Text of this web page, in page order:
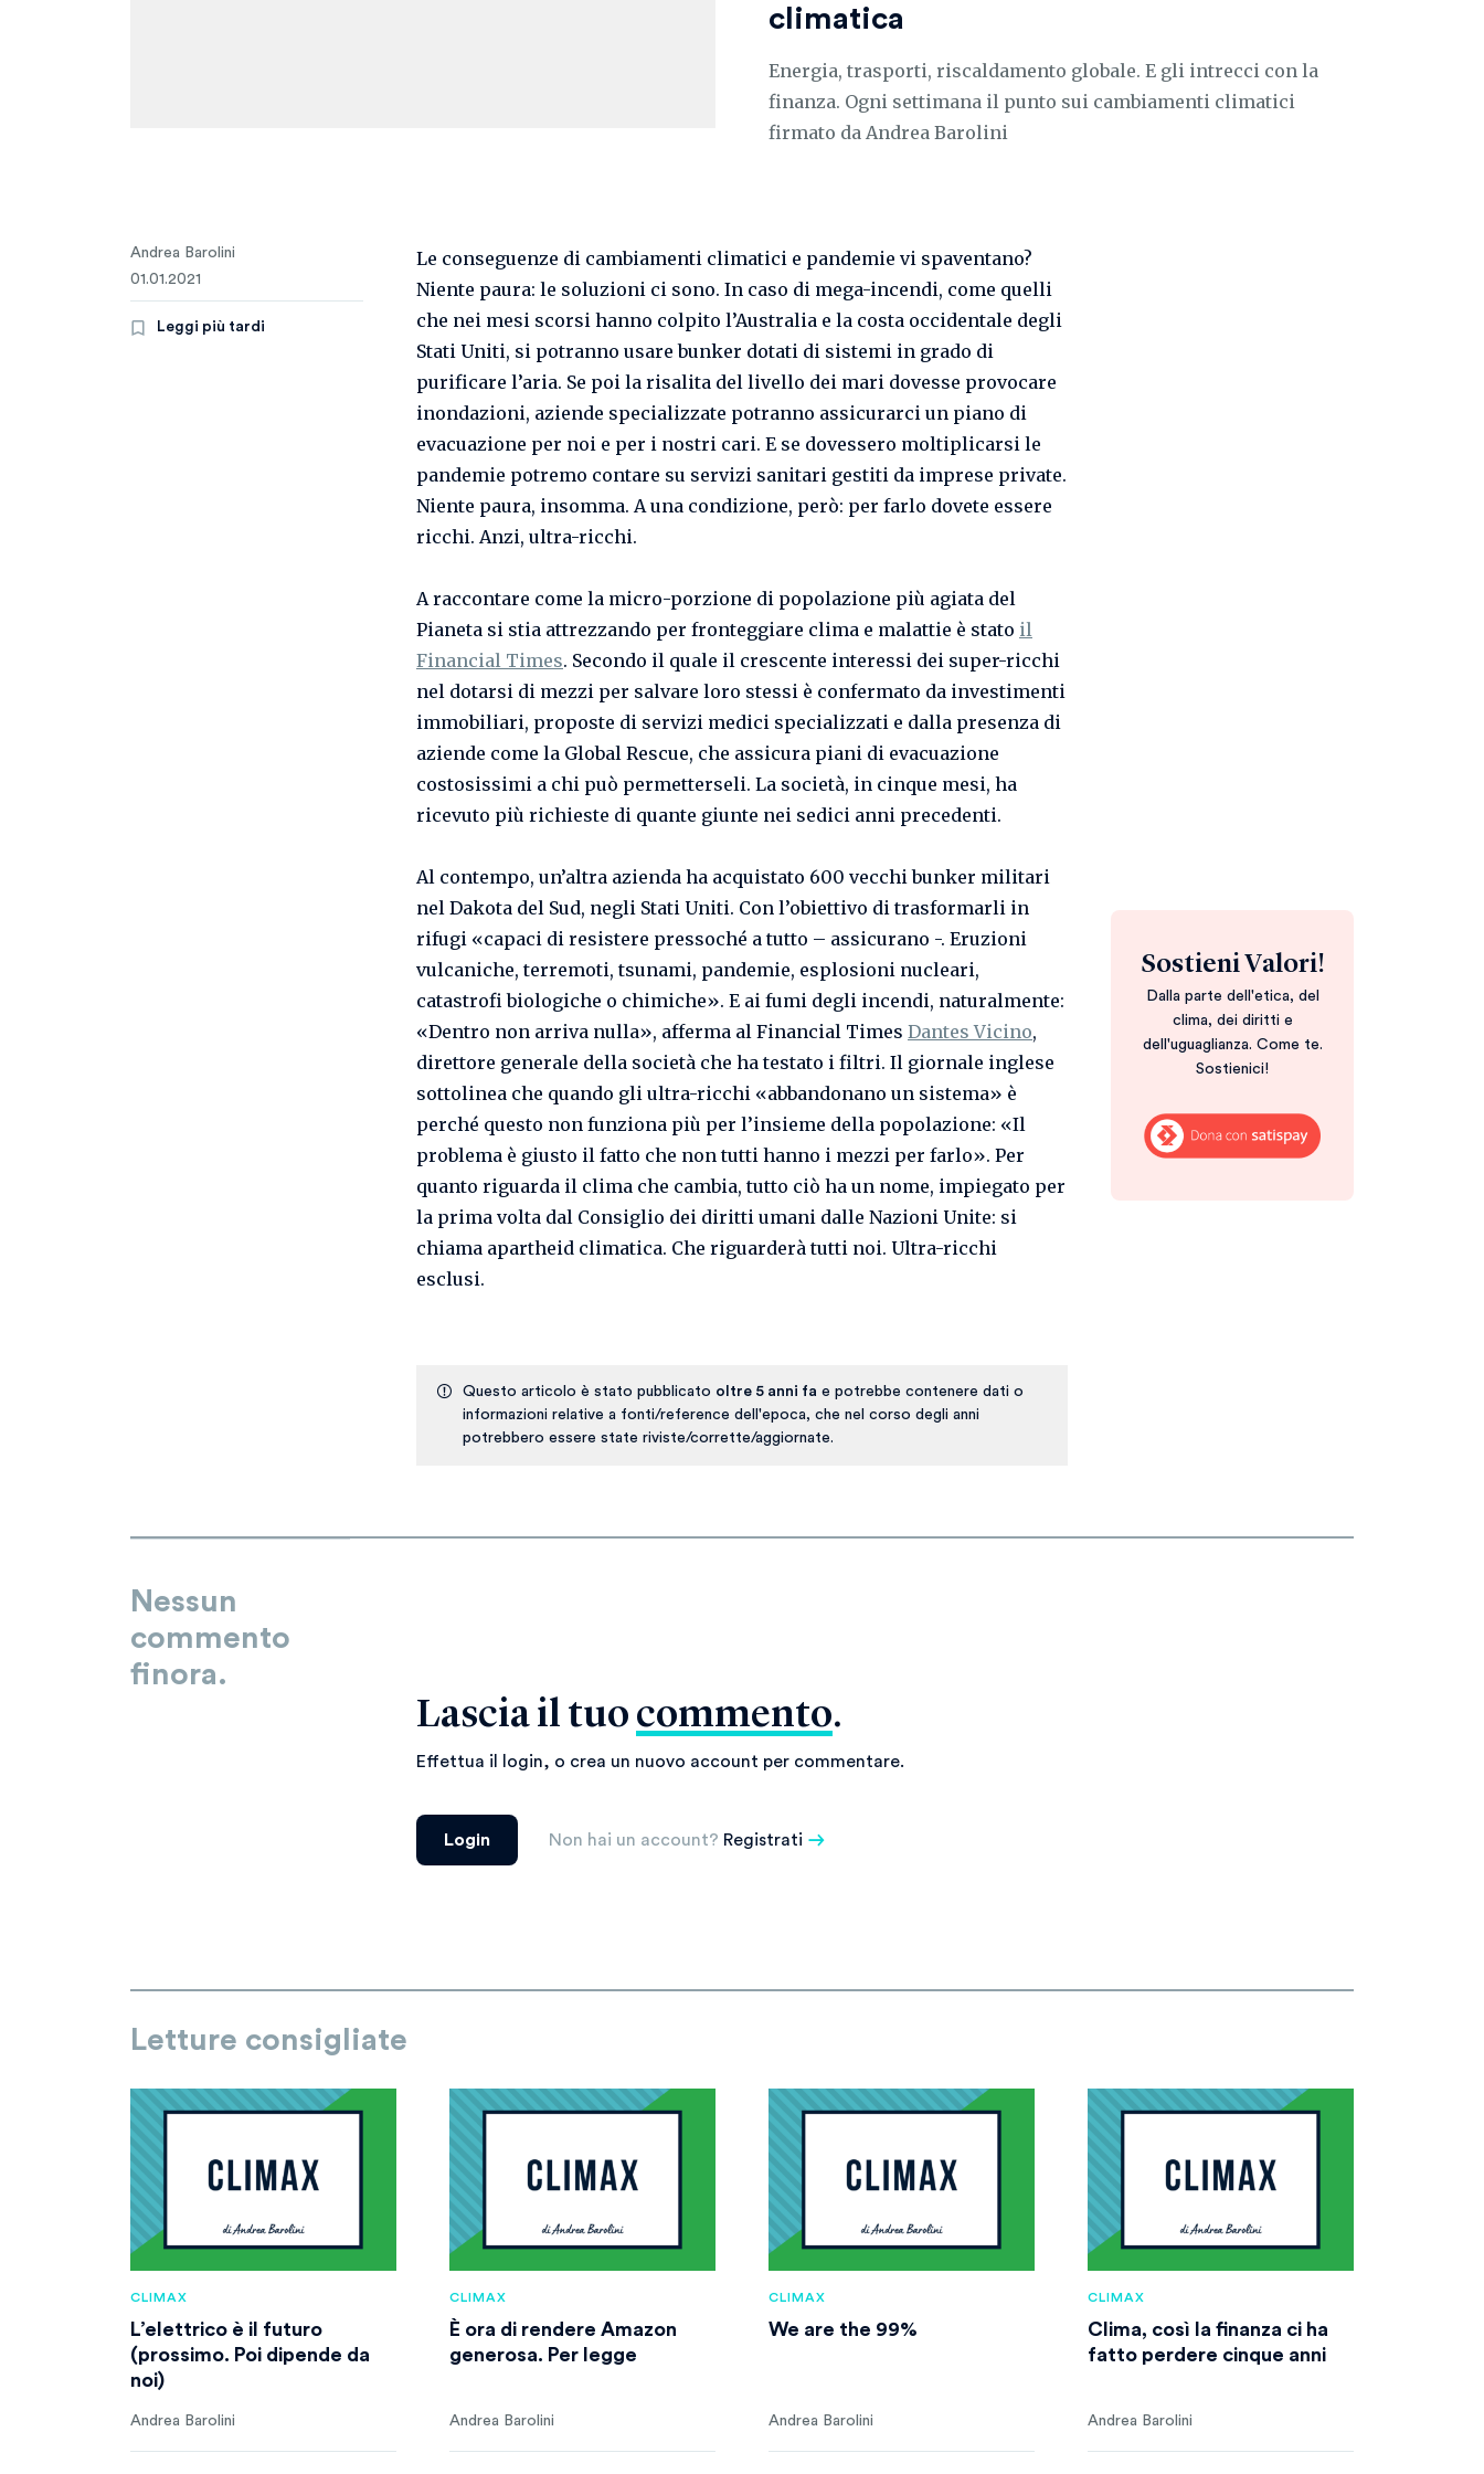
climatica
Energia, trasporti, riscaldamento globale. E gli intrecci con la
finanza. Ogni settimana il punto sui cambiamenti climatici
firmato da Andrea Barolini
Andrea Barolini
01.01.2021
Leggi più tardi
Le conseguenze di cambiamenti climatici e pandemie vi spaventano?
Niente paura: le soluzioni ci sono. In caso di mega-incendi, come quelli
che nei mesi scorsi hanno colpito l’Australia e la costa occidentale degli
Stati Uniti, si potranno usare bunker dotati di sistemi in grado di
purificare l’aria. Se poi la risalita del livello dei mari dovesse provocare
inondazioni, aziende specializzate potranno assicurarci un piano di
evacuazione per noi e per i nostri cari. E se dovessero moltiplicarsi le
pandemie potremo contare su servizi sanitari gestiti da imprese private.
Niente paura, insomma. A una condizione, però: per farlo dovete essere
ricchi. Anzi, ultra-ricchi.
A raccontare come la micro-porzione di popolazione più agiata del
Pianeta si stia attrezzando per fronteggiare clima e malattie è stato il
Financial Times. Secondo il quale il crescente interessi dei super-ricchi
nel dotarsi di mezzi per salvare loro stessi è confermato da investimenti
immobiliari, proposte di servizi medici specializzati e dalla presenza di
aziende come la Global Rescue, che assicura piani di evacuazione
costosissimi a chi può permetterseli. La società, in cinque mesi, ha
ricevuto più richieste di quante giunte nei sedici anni precedenti.
Al contempo, un’altra azienda ha acquistato 600 vecchi bunker militari
nel Dakota del Sud, negli Stati Uniti. Con l’obiettivo di trasformarli in
rifugi «capaci di resistere pressoché a tutto – assicurano -. Eruzioni
vulcaniche, terremoti, tsunami, pandemie, esplosioni nucleari,
catastrofi biologiche o chimiche». E ai fumi degli incendi, naturalmente:
«Dentro non arriva nulla», afferma al Financial Times Dantes Vicino,
direttore generale della società che ha testato i filtri. Il giornale inglese
sottolinea che quando gli ultra-ricchi «abbandonano un sistema» è
perché questo non funziona più per l’insieme della popolazione: «Il
problema è giusto il fatto che non tutti hanno i mezzi per farlo». Per
quanto riguarda il clima che cambia, tutto ciò ha un nome, impiegato per
la prima volta dal Consiglio dei diritti umani dalle Nazioni Unite: si
chiama apartheid climatica. Che riguarderà tutti noi. Ultra-ricchi
esclusi.
Questo articolo è stato pubblicato oltre 5 anni fa e potrebbe contenere dati o
informazioni relative a fonti/reference dell'epoca, che nel corso degli anni
potrebbero essere state riviste/corrette/aggiornate.
Sostieni Valori!
Dalla parte dell'etica, del
clima, dei diritti e
dell'uguaglianza. Come te.
Sostienici!
Nessun
commento
finora.
Lascia il tuo commento.
Effettua il login, o crea un nuovo account per commentare.
Login Non hai un account? Registrati
Letture consigliate
CLIMAX
L’elettrico è il futuro
(prossimo. Poi dipende da
noi)
Andrea Barolini
CLIMAX
È ora di rendere Amazon
generosa. Per legge
Andrea Barolini
CLIMAX
We are the 99%
Andrea Barolini
CLIMAX
Clima, così la finanza ci ha
fatto perdere cinque anni
Andrea Barolini